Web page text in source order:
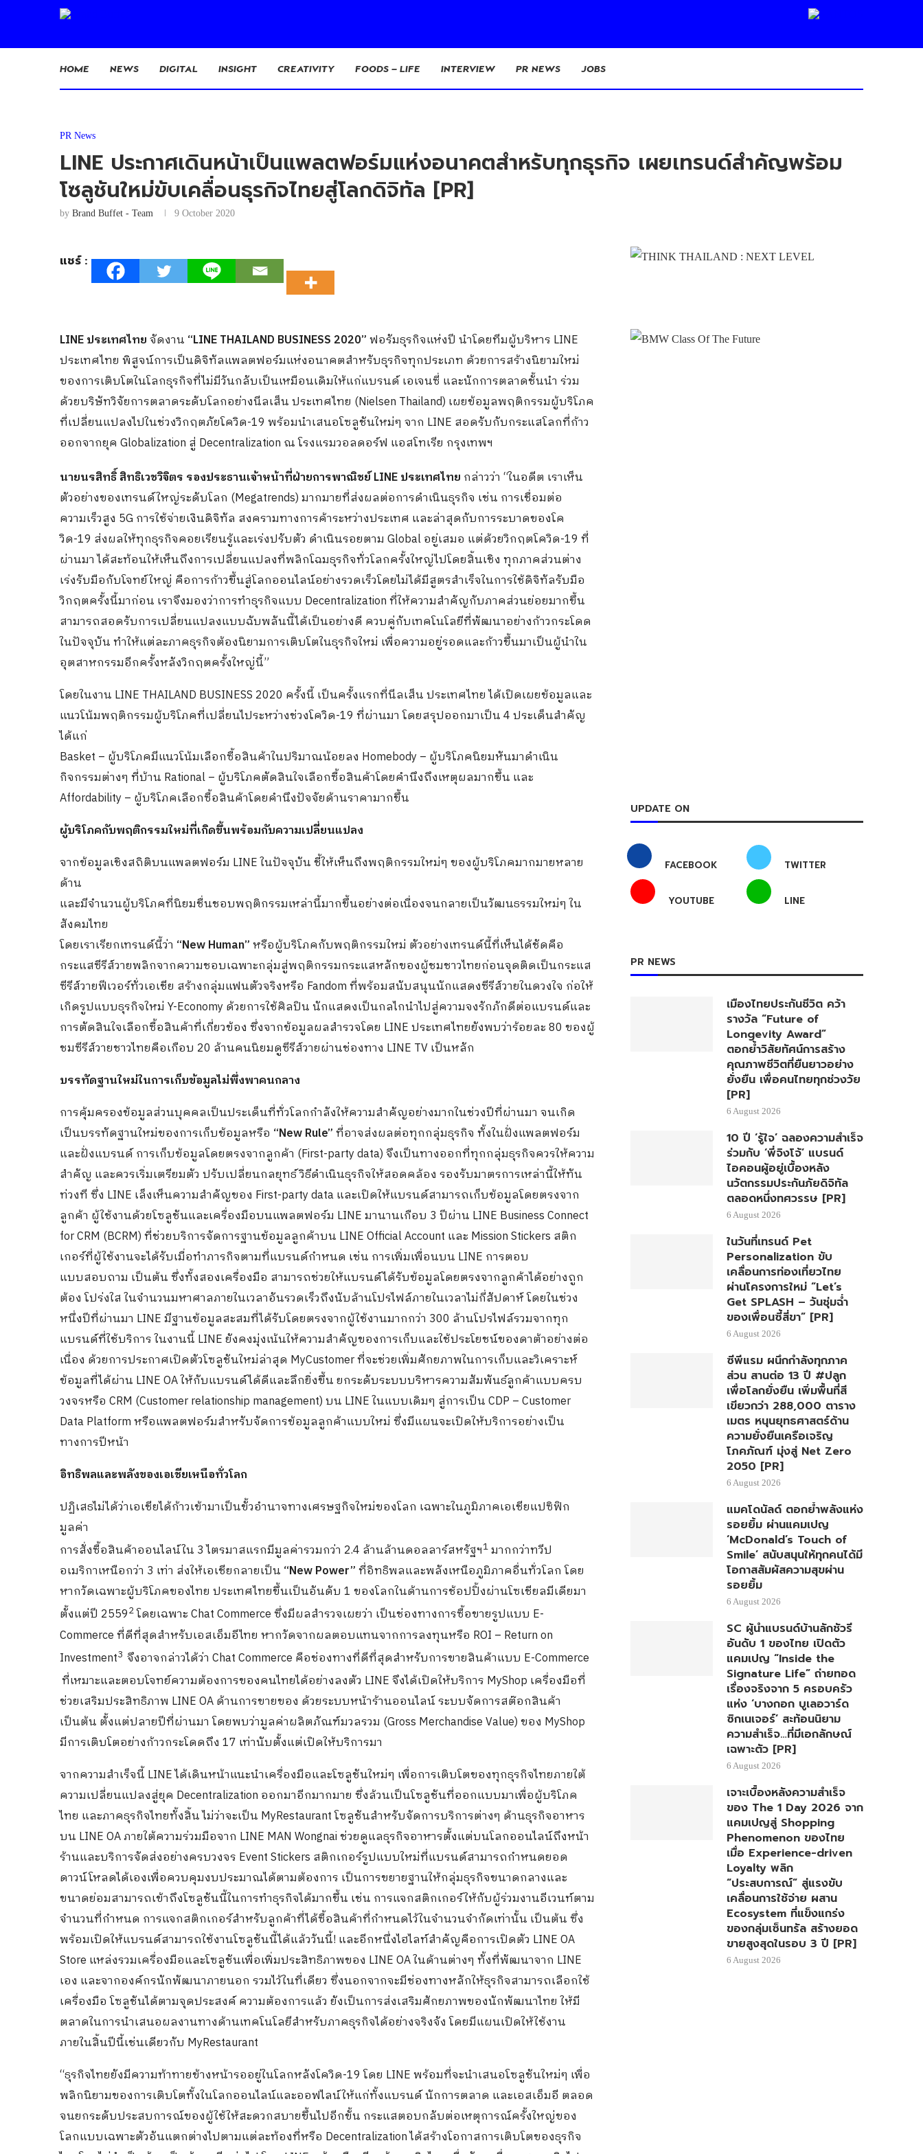
HOME NEWS DIGITAL INSIGHT CREATIVITY FOODS – LIFE INTERVIEW PR NEWS JOBS
PR News
LINE ประกาศเดินหน้าเป็นแพลตฟอร์มแห่งอนาคตสำหรับทุกธุรกิจ เผยเทรนด์สำคัญพร้อม
โซลูชันใหม่ขับเคลื่อนธุรกิจไทยสู่โลกดิจิทัล [PR]
by Brand Buffet - Team 9 October 2020
แชร์ :
LINE ประเทศไทยจัดงาน “LINE THAILAND BUSINESS 2020”ฟอรัมธุรกิจแห่งปี นำโดยทีมผู้บริหาร LINE
ประเทศไทย พิสูจน์การเป็นดิจิทัลแพลตฟอร์มแห่งอนาคตสำหรับธุรกิจทุกประเภท ด้วยการสร้างนิยามใหม่
ของการเติบโตในโลกธุรกิจที่ไม่มีวันกลับเป็นเหมือนเดิมให้แก่แบรนด์ เอเจนซี่ และนักการตลาดชั้นนำ ร่วม
ด้วยบริษัทวิจัยการตลาดระดับโลกอย่างนีลเส็น ประเทศไทย (Nielsen Thailand) เผยข้อมูลพฤติกรรมผู้บริโภค
ที่เปลี่ยนแปลงไปในช่วงวิกฤตภัยโควิด-19 พร้อมนำเสนอโซลูชันใหม่ๆ จาก LINE สอดรับกับกระแสโลกที่ก้าว
ออกจากยุค Globalization สู่ Decentralization ณ โรงแรมวอลดอร์ฟ แอสโทเรีย กรุงเทพฯ
นายนรสิทธิ์ สิทธิเวชวิจิตร รองประธานเจ้าหน้าที่ฝ่ายการพาณิชย์ LINE ประเทศไทย กล่าวว่า “ในอดีต เราเห็น
ตัวอย่างของเทรนด์ใหญ่ระดับโลก (Megatrends) มากมายที่ส่งผลต่อการดำเนินธุรกิจ เช่น การเชื่อมต่อ
ความเร็วสูง 5G การใช้จ่ายเงินดิจิทัล สงครามทางการค้าระหว่างประเทศ และล่าสุดกับการระบาดของโค
วิด-19 ส่งผลให้ทุกธุรกิจคอยเรียนรู้และเร่งปรับตัว ดำเนินรอยตาม Global อยู่เสมอ แต่ด้วยวิกฤตโควิด-19 ที่
ผ่านมา ได้สะท้อนให้เห็นถึงการเปลี่ยนแปลงที่พลิกโฉมธุรกิจทั่วโลกครั้งใหญ่ไปโดยสิ้นเชิง ทุกภาคส่วนต่าง
เร่งรับมือกับโจทย์ใหญ่ คือการก้าวขึ้นสู่โลกออนไลน์อย่างรวดเร็วโดยไม่ได้มีสูตรสำเร็จในการใช้ดิจิทัลรับมือ
วิกฤตครั้งนี้มาก่อน เราจึงมองว่าการทำธุรกิจแบบ Decentralization ที่ให้ความสำคัญกับภาคส่วนย่อยมากขึ้น
สามารถสอดรับการเปลี่ยนแปลงแบบฉับพลันนี้ได้เป็นอย่างดี ควบคู่กับเทคโนโลยีที่พัฒนาอย่างก้าวกระโดด
ในปัจจุบัน ทำให้แต่ละภาคธุรกิจต้องนิยามการเติบโตในธุรกิจใหม่ เพื่อความอยู่รอดและก้าวขึ้นมาเป็นผู้นำใน
อุตสาหกรรมอีกครั้งหลังวิกฤตครั้งใหญ่นี้”
โดยในงาน LINE THAILAND BUSINESS 2020 ครั้งนี้ เป็นครั้งแรกที่นีลเส็น ประเทศไทย ได้เปิดเผยข้อมูลและ
แนวโน้มพฤติกรรมผู้บริโภคที่เปลี่ยนไประหว่างช่วงโควิด-19 ที่ผ่านมา โดยสรุปออกมาเป็น 4 ประเด็นสำคัญ
ได้แก่
Basket – ผู้บริโภคมีแนวโน้มเลือกซื้อสินค้าในปริมาณน้อยลง Homebody – ผู้บริโภคนิยมหันมาดำเนิน
กิจกรรมต่างๆ ที่บ้าน Rational – ผู้บริโภคตัดสินใจเลือกซื้อสินค้าโดยคำนึงถึงเหตุผลมากขึ้น และ
Affordability – ผู้บริโภคเลือกซื้อสินค้าโดยคำนึงปัจจัยด้านราคามากขึ้น
ผู้บริโภคกับพฤติกรรมใหม่ที่เกิดขึ้นพร้อมกับความเปลี่ยนแปลง
จากข้อมูลเชิงสถิติบนแพลตฟอร์ม LINE ในปัจจุบัน ชี้ให้เห็นถึงพฤติกรรมใหม่ๆ ของผู้บริโภคมากมายหลาย
ด้าน
และมีจำนวนผู้บริโภคที่นิยมชื่นชอบพฤติกรรมเหล่านี้มากขึ้นอย่างต่อเนื่องจนกลายเป็นวัฒนธรรมใหม่ๆ ใน
สังคมไทย
โดยเราเรียกเทรนด์นี้ว่า “New Human”หรือผู้บริโภคกับพฤติกรรมใหม่ ตัวอย่างเทรนด์นี้ที่เห็นได้ชัดคือ
กระแสซีรีส์วายพลิกจากความชอบเฉพาะกลุ่มสู่พฤติกรรมกระแสหลักของผู้ชมชาวไทยก่อนจุดติดเป็นกระแส
ซีรีส์วายฟีเวอร์ทั่วเอเชีย สร้างกลุ่มแฟนตัวจริงหรือ Fandom ที่พร้อมสนับสนุนนักแสดงซีรีส์วายในดวงใจ ก่อให้
เกิดรูปแบบธุรกิจใหม่ Y-Economy ด้วยการใช้ศิลปิน นักแสดงเป็นกลไกนำไปสู่ความจงรักภักดีต่อแบรนด์และ
การตัดสินใจเลือกซื้อสินค้าที่เกี่ยวข้อง ซึ่งจากข้อมูลผลสำรวจโดย LINE ประเทศไทยยังพบว่าร้อยละ 80 ของผู้
ชมซีรีส์วายชาวไทยคือเกือบ 20 ล้านคนนิยมดูซีรีส์วายผ่านช่องทาง LINE TV เป็นหลัก
บรรทัดฐานใหม่ในการเก็บข้อมูลไม่พึ่งพาคนกลาง
การคุ้มครองข้อมูลส่วนบุคคลเป็นประเด็นที่ทั่วโลกกำลังให้ความสำคัญอย่างมากในช่วงปีที่ผ่านมา จนเกิด
เป็นบรรทัดฐานใหม่ของการเก็บข้อมูลหรือ “New Rule”ที่อาจส่งผลต่อทุกกลุ่มธุรกิจ ทั้งในฝั่งแพลตฟอร์ม
และฝั่งแบรนด์ การเก็บข้อมูลโดยตรงจากลูกค้า (First-party data) จึงเป็นทางออกที่ทุกกลุ่มธุรกิจควรให้ความ
สำคัญ และควรเริ่มเตรียมตัว ปรับเปลี่ยนกลยุทธ์ วิธีดำเนินธุรกิจให้สอดคล้อง รองรับมาตรการเหล่านี้ให้ทัน
ท่วงที ซึ่ง LINE เล็งเห็นความสำคัญของ First-party data และเปิดให้แบรนด์สามารถเก็บข้อมูลโดยตรงจาก
ลูกค้า ผู้ใช้งานด้วยโซลูชันและเครื่องมือบนแพลตฟอร์ม LINE มานานเกือบ 3 ปีผ่าน LINE Business Connect
for CRM (BCRM) ที่ช่วยบริการจัดการฐานข้อมูลลูกค้าบน LINE Official Account และ Mission Stickers สติก
เกอร์ที่ผู้ใช้งานจะได้รับเมื่อทำภารกิจตามที่แบรนด์กำหนด เช่น การเพิ่มเพื่อนบน LINE การตอบ
แบบสอบถาม เป็นต้น ซึ่งทั้งสองเครื่องมือ สามารถช่วยให้แบรนด์ได้รับข้อมูลโดยตรงจากลูกค้าได้อย่างถูก
ต้อง โปร่งใส ในจำนวนมหาศาลภายในเวลาอันรวดเร็วถึงนับล้านโปรไฟล์ภายในเวลาไม่กี่สัปดาห์ โดยในช่วง
หนึ่งปีที่ผ่านมา LINE มีฐานข้อมูลสะสมที่ได้รับโดยตรงจากผู้ใช้งานมากกว่า 300 ล้านโปรไฟล์รวมจากทุก
แบรนด์ที่ใช้บริการ ในงานนี้ LINE ยังคงมุ่งเน้นให้ความสำคัญของการเก็บและใช้ประโยชน์ของดาต้าอย่างต่อ
เนื่อง ด้วยการประกาศเปิดตัวโซลูชันใหม่ล่าสุด MyCustomer ที่จะช่วยเพิ่มศักยภาพในการเก็บและวิเคราะห์
ข้อมูลที่ได้ผ่าน LINE OA ให้กับแบรนด์ได้ดีและลึกยิ่งขึ้น ยกระดับระบบบริหารความสัมพันธ์ลูกค้าแบบครบ
วงจรหรือ CRM (Customer relationship management) บน LINE ในแบบเดิมๆ สู่การเป็น CDP – Customer
Data Platform หรือแพลตฟอร์มสำหรับจัดการข้อมูลลูกค้าแบบใหม่ ซึ่งมีแผนจะเปิดให้บริการอย่างเป็น
ทางการปีหน้า
อิทธิพลและพลังของเอเชียเหนือทั่วโลก
ปฏิเสธไม่ได้ว่าเอเชียได้ก้าวเข้ามาเป็นขั้วอำนาจทางเศรษฐกิจใหม่ของโลก เฉพาะในภูมิภาคเอเชียแปซิฟิก
มูลค่า
การสั่งซื้อสินค้าออนไลน์ใน 3 ไตรมาสแรกมีมูลค่ารวมกว่า 2.4 ล้านล้านดอลลาร์สหรัฐฯ1มากกว่าทวีป
อเมริกาเหนือกว่า 3 เท่า ส่งให้เอเชียกลายเป็น “New Power”ที่อิทธิพลและพลังเหนือภูมิภาคอื่นทั่วโลก โดย
หากวัดเฉพาะผู้บริโภคของไทย ประเทศไทยขึ้นเป็นอันดับ 1 ของโลกในด้านการช้อปปิ้งผ่านโซเชียลมีเดียมา
ตั้งแต่ปี 25592โดยเฉพาะ Chat Commerce ซึ่งมีผลสำรวจเผยว่า เป็นช่องทางการซื้อขายรูปแบบ E-
Commerce ที่ดีที่สุดสำหรับเอสเอ็มอีไทย หากวัดจากผลตอบแทนจากการลงทุนหรือ ROI – Return on
Investment3 จึงอาจกล่าวได้ว่า Chat Commerce คือช่องทางที่ดีที่สุดสำหรับการขายสินค้าแบบ E-Commerce
ที่เหมาะและตอบโจทย์ความต้องการของคนไทยได้อย่างลงตัว LINE จึงได้เปิดให้บริการ MyShop เครื่องมือที่
ช่วยเสริมประสิทธิภาพ LINE OA ด้านการขายของ ด้วยระบบหน้าร้านออนไลน์ ระบบจัดการสต๊อกสินค้า
เป็นต้น ตั้งแต่ปลายปีที่ผ่านมา โดยพบว่ามูลค่าผลิตภัณฑ์มวลรวม (Gross Merchandise Value) ของ MyShop
มีการเติบโตอย่างก้าวกระโดดถึง 17 เท่านับตั้งแต่เปิดให้บริการมา
จากความสำเร็จนี้ LINE ได้เดินหน้าแนะนำเครื่องมือและโซลูชันใหม่ๆ เพื่อการเติบโตของทุกธุรกิจไทยภายใต้
ความเปลี่ยนแปลงสู่ยุค Decentralization ออกมาอีกมากมาย ซึ่งล้วนเป็นโซลูชันที่ออกแบบมาเพื่อผู้บริโภค
ไทย และภาคธุรกิจไทยทั้งสิ้น ไม่ว่าจะเป็น MyRestaurant โซลูชันสำหรับจัดการบริการต่างๆ ด้านธุรกิจอาหาร
บน LINE OA ภายใต้ความร่วมมือจาก LINE MAN Wongnai ช่วยดูแลธุรกิจอาหารตั้งแต่บนโลกออนไลน์ถึงหน้า
ร้านและบริการจัดส่งอย่างครบวงจร Event Stickers สติกเกอร์รูปแบบใหม่ที่แบรนด์สามารถกำหนดยอด
ดาวน์โหลดได้เองเพื่อควบคุมงบประมาณได้ตามต้องการ เป็นการขยายฐานให้กลุ่มธุรกิจขนาดกลางและ
ขนาดย่อมสามารถเข้าถึงโซลูชันนี้ในการทำธุรกิจได้มากขึ้น เช่น การแจกสติกเกอร์ให้กับผู้ร่วมงานอีเวนท์ตาม
จำนวนที่กำหนด การแจกสติกเกอร์สำหรับลูกค้าที่ได้ซื้อสินค้าที่กำหนดไว้ในจำนวนจำกัดเท่านั้น เป็นต้น ซึ่ง
พร้อมเปิดให้แบรนด์สามารถใช้งานโซลูชันนี้ได้แล้ววันนี้! และอีกหนึ่งไฮไลท์สำคัญคือการเปิดตัว LINE OA
Store แหล่งรวมเครื่องมือและโซลูชันเพื่อเพิ่มประสิทธิภาพของ LINE OA ในด้านต่างๆ ทั้งที่พัฒนาจาก LINE
เอง และจากองค์กรนักพัฒนาภายนอก รวมไว้ในที่เดียว ซึ่งนอกจากจะมีช่องทางหลักให้ธุรกิจสามารถเลือกใช้
เครื่องมือ โซลูชันได้ตามจุดประสงค์ ความต้องการแล้ว ยังเป็นการส่งเสริมศักยภาพของนักพัฒนาไทย ให้มี
ตลาดในการนำเสนอผลงานทางด้านเทคโนโลยีสำหรับภาคธุรกิจได้อย่างจริงจัง โดยมีแผนเปิดให้ใช้งาน
ภายในสิ้นปีนี้เช่นเดียวกับ MyRestaurant
“ธุรกิจไทยยังมีความท้าทายข้างหน้ารออยู่ในโลกหลังโควิด-19 โดย LINE พร้อมที่จะนำเสนอโซลูชันใหม่ๆ เพื่อ
พลิกนิยามของการเติบโตทั้งในโลกออนไลน์และออฟไลน์ให้แก่ทั้งแบรนด์ นักการตลาด และเอสเอ็มอี ตลอด
จนยกระดับประสบการณ์ของผู้ใช้ให้สะดวกสบายขึ้นไปอีกขั้น กระแสตอบกลับต่อเหตุการณ์ครั้งใหญ่ของ
โลกแบบเฉพาะตัวอันแตกต่างไปตามแต่ละท้องที่หรือ Decentralization ได้สร้างโอกาสการเติบโตของธุรกิจ
UPDATE ON
FACEBOOK TWITTER
YOUTUBE LINE
PR NEWS
เมืองไทยประกันชีวิต คว้า
รางวัล “Future of
Longevity Award”
ตอกย้ำวิสัยทัศน์การสร้าง
คุณภาพชีวิตที่ยืนยาวอย่าง
ยั่งยืน เพื่อคนไทยทุกช่วงวัย
[PR]
6 August 2026
10 ปี ‘รู้ใจ’ ฉลองความสำเร็จ
ร่วมกับ ‘พี่จิงโจ้’ แบรนด์
ไอคอนผู้อยู่เบื้องหลัง
นวัตกรรมประกันภัยดิจิทัล
ตลอดหนึ่งทศวรรษ [PR]
6 August 2026
ในวันที่เทรนด์ Pet
Personalization ขับ
เคลื่อนการท่องเที่ยวไทย
ผ่านโครงการใหม่ “Let’s
Get SPLASH – วันชุ่มฉ่ำ
ของเพื่อนซี้สี่ขา” [PR]
6 August 2026
ซีพีแรม ผนึกกำลังทุกภาค
ส่วน สานต่อ 13 ปี #ปลูก
เพื่อโลกยั่งยืน เพิ่มพื้นที่สี
เขียวกว่า 288,000 ตาราง
เมตร หนุนยุทธศาสตร์ด้าน
ความยั่งยืนเครือเจริญ
โภคภัณฑ์ มุ่งสู่ Net Zero
2050 [PR]
6 August 2026
แมคโดนัลด์ ตอกย้ำพลังแห่ง
รอยยิ้ม ผ่านแคมเปญ
‘McDonald’s Touch of
Smile’ สนับสนุนให้ทุกคนได้มี
โอกาสสัมผัสความสุขผ่าน
รอยยิ้ม
6 August 2026
SC ผู้นำแบรนด์บ้านลักชัวรี
อันดับ 1 ของไทย เปิดตัว
แคมเปญ “Inside the
Signature Life” ถ่ายทอด
เรื่องจริงจาก 5 ครอบครัว
แห่ง ‘บางกอก บูเลอวาร์ด
ซิกเนเจอร์’ สะท้อนนิยาม
ความสำเร็จ…ที่มีเอกลักษณ์
เฉพาะตัว [PR]
6 August 2026
เจาะเบื้องหลังความสำเร็จ
ของ The 1 Day 2026 จาก
แคมเปญสู่ Shopping
Phenomenon ของไทย
เมื่อ Experience-driven
Loyalty พลิก
“ประสบการณ์” สู่แรงขับ
เคลื่อนการใช้จ่าย ผสาน
Ecosystem ที่แข็งแกร่ง
ของกลุ่มเซ็นทรัล สร้างยอด
ขายสูงสุดในรอบ 3 ปี [PR]
6 August 2026